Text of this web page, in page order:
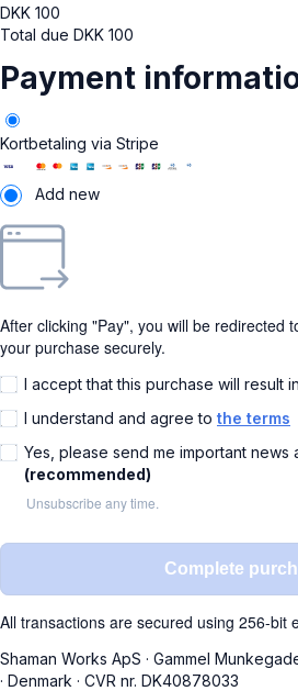
DKK 100
Total due DKK 100
Payment
Kortbetaling via Stripe
Add new
After clicking "Pay", you will be redirected
your purchase securely.
I accept that this purchase will result
I understand and agree to the terms
Yes, please send me important news
(recommended)
Unsubscribe any time.
Complete
All transactions are secured using 256-bit
Shaman Works ApS · Gammel
· Denmark · CVR nr. DK40878033